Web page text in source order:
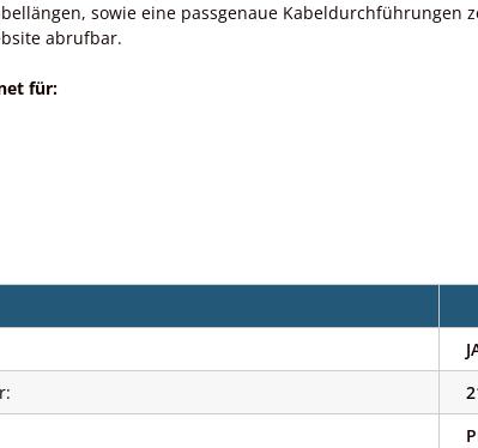
sowie eine passgenaue
abrufbar.
für: